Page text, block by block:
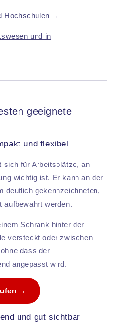
Hochschulen →
und in
geeignete
und flexibel
sich für Arbeitsplätze, an
wichtig ist. Er kann an der
deutlich gekennzeichneten,
aufbewahrt werden.
Schrank hinter der
versteckt oder zwischen
dass der
angepasst wird.
→
und gut sichtbar